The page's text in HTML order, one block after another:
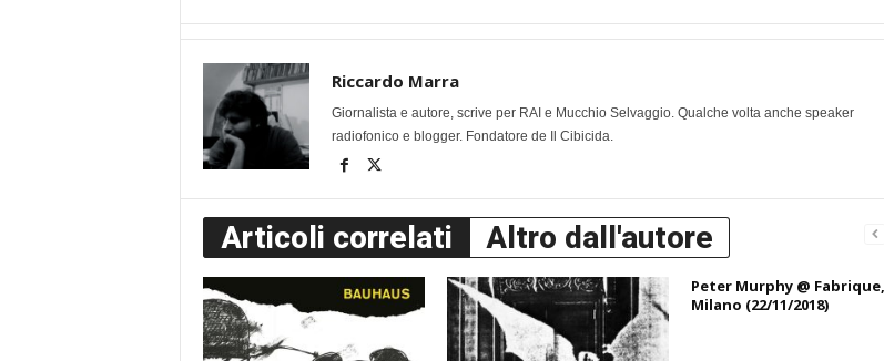
Riccardo Marra
Giornalista e autore, scrive per RAI e Mucchio Selvaggio. Qualche volta anche speaker
radiofonico e blogger. Fondatore de Il Cibicida.
Articoli correlati Altro dall'autore
Peter Murphy @ Fabrique,
Milano (22/11/2018)